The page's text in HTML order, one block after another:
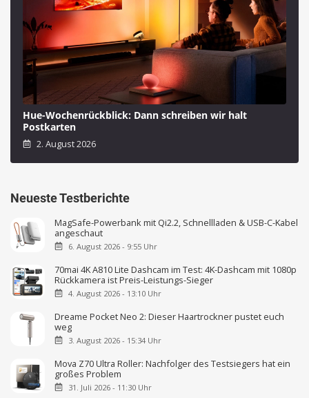
Hue-Wochenrückblick: Dann schreiben wir halt
Postkarten
2. August 2026
Neueste Testberichte
MagSafe-Powerbank mit Qi2.2, Schnellladen & USB-C-Kabel
angeschaut
6. August 2026 - 9:55 Uhr
70mai 4K A810 Lite Dashcam im Test: 4K-Dashcam mit 1080p
Rückkamera ist Preis-Leistungs-Sieger
4. August 2026 - 13:10 Uhr
Dreame Pocket Neo 2: Dieser Haartrockner pustet euch
weg
3. August 2026 - 15:34 Uhr
Mova Z70 Ultra Roller: Nachfolger des Testsiegers hat ein
großes Problem
31. Juli 2026 - 11:30 Uhr